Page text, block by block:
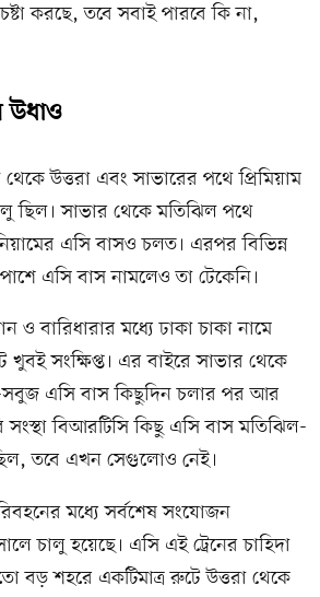
করছে, তবে সবাই পারবে কি না,
উধাও
উত্তরা এবং সাভারের পথে প্রিমিয়াম
ছিল। সাভার থেকে মতিঝিল পথে
এসি বাসও চলত। এরপর বিভিন্ন
এসি বাস নামলেও তা টেকেনি।
ও বারিধারার মধ্যে ঢাকা চাকা নামে
সংক্ষিপ্ত। এর বাইরে সাভার থেকে
এসি বাস কিছুদিন চলার পর আর
সংস্থা বিআরটিসি কিছু এসি বাস মতিঝিল-
তবে এখন সেগুলোও নেই।
মধ্যে সর্বশেষ সংযোজন
চালু হয়েছে। এসি এই ট্রেনের চাহিদা
বড় শহরে একটিমাত্র রুটে উত্তরা থেকে